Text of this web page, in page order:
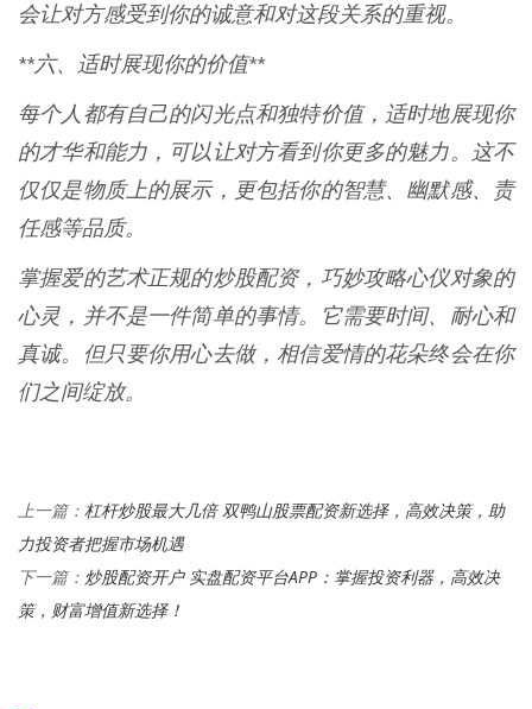
会让对方感受到你的诚意和对这段关系的重视。
**六、适时展现你的价值**
每个人都有自己的闪光点和独特价值，适时地展现你
的才华和能力，可以让对方看到你更多的魅力。这不
仅仅是物质上的展示，更包括你的智慧、幽默感、责
任感等品质。
掌握爱的艺术正规的炒股配资，巧妙攻略心仪对象的
心灵，并不是一件简单的事情。它需要时间、耐心和
真诚。但只要你用心去做，相信爱情的花朵终会在你
们之间绽放。
上一篇： 杠杆炒股最大几倍 双鸭山股票配资新选择，高效决策，助
力投资者把握市场机遇
下一篇： 炒股配资开户 实盘配资平台APP：掌握投资利器，高效决
策，财富增值新选择！